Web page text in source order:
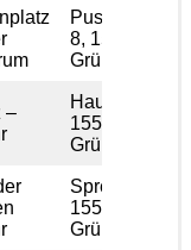
8, 15537
Grünheide
–
Hauptstraße
15537
Grünheide
Spreestraße
15537
Grünheide